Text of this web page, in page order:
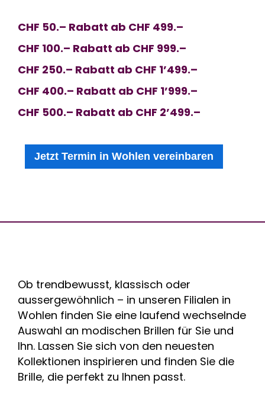
CHF 50.– Rabatt ab CHF 499.–
CHF 100.– Rabatt ab CHF 999.–
CHF 250.– Rabatt ab CHF 1’499.–
CHF 400.– Rabatt ab CHF 1’999.–
CHF 500.– Rabatt ab CHF 2’499.–
Jetzt Termin in Wohlen vereinbaren
Ob trendbewusst, klassisch oder
aussergewöhnlich – in unseren Filialen in
Wohlen finden Sie eine laufend wechselnde
Auswahl an modischen Brillen für Sie und
Ihn. Lassen Sie sich von den neuesten
Kollektionen inspirieren und finden Sie die
Brille, die perfekt zu Ihnen passt.